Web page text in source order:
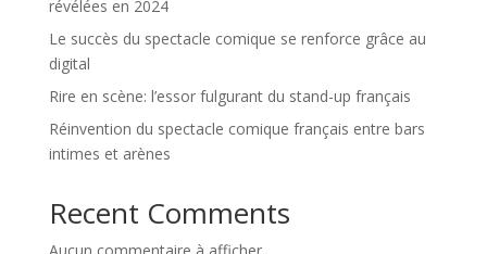
révélées en 2024
Le succès du spectacle comique se renforce grâce au
digital
Rire en scène: l’essor fulgurant du stand-up français
Réinvention du spectacle comique français entre bars
intimes et arènes
Recent Comments